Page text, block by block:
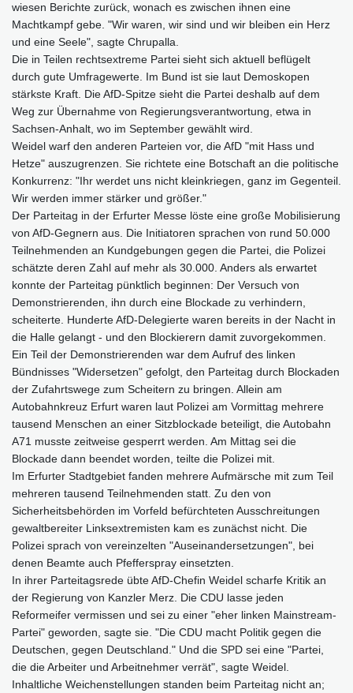
wiesen Berichte zurück, wonach es zwischen ihnen eine
Machtkampf gebe. "Wir waren, wir sind und wir bleiben ein Herz
und eine Seele", sagte Chrupalla.
Die in Teilen rechtsextreme Partei sieht sich aktuell beflügelt
durch gute Umfragewerte. Im Bund ist sie laut Demoskopen
stärkste Kraft. Die AfD-Spitze sieht die Partei deshalb auf dem
Weg zur Übernahme von Regierungsverantwortung, etwa in
Sachsen-Anhalt, wo im September gewählt wird.
Weidel warf den anderen Parteien vor, die AfD "mit Hass und
Hetze" auszugrenzen. Sie richtete eine Botschaft an die politische
Konkurrenz: "Ihr werdet uns nicht kleinkriegen, ganz im Gegenteil.
Wir werden immer stärker und größer."
Der Parteitag in der Erfurter Messe löste eine große Mobilisierung
von AfD-Gegnern aus. Die Initiatoren sprachen von rund 50.000
Teilnehmenden an Kundgebungen gegen die Partei, die Polizei
schätzte deren Zahl auf mehr als 30.000. Anders als erwartet
konnte der Parteitag pünktlich beginnen: Der Versuch von
Demonstrierenden, ihn durch eine Blockade zu verhindern,
scheiterte. Hunderte AfD-Delegierte waren bereits in der Nacht in
die Halle gelangt - und den Blockierern damit zuvorgekommen.
Ein Teil der Demonstrierenden war dem Aufruf des linken
Bündnisses "Widersetzen" gefolgt, den Parteitag durch Blockaden
der Zufahrtswege zum Scheitern zu bringen. Allein am
Autobahnkreuz Erfurt waren laut Polizei am Vormittag mehrere
tausend Menschen an einer Sitzblockade beteiligt, die Autobahn
A71 musste zeitweise gesperrt werden. Am Mittag sei die
Blockade dann beendet worden, teilte die Polizei mit.
Im Erfurter Stadtgebiet fanden mehrere Aufmärsche mit zum Teil
mehreren tausend Teilnehmenden statt. Zu den von
Sicherheitsbehörden im Vorfeld befürchteten Ausschreitungen
gewaltbereiter Linksextremisten kam es zunächst nicht. Die
Polizei sprach von vereinzelten "Auseinandersetzungen", bei
denen Beamte auch Pfefferspray einsetzten.
In ihrer Parteitagsrede übte AfD-Chefin Weidel scharfe Kritik an
der Regierung von Kanzler Merz. Die CDU lasse jeden
Reformeifer vermissen und sei zu einer "eher linken Mainstream-
Partei" geworden, sagte sie. "Die CDU macht Politik gegen die
Deutschen, gegen Deutschland." Und die SPD sei eine "Partei,
die die Arbeiter und Arbeitnehmer verrät", sagte Weidel.
Inhaltliche Weichenstellungen standen beim Parteitag nicht an;